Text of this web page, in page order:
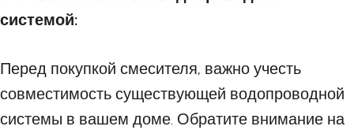
системой:
Перед покупкой смесителя, важно учесть
совместимость существующей водопроводной
системы в вашем доме. Обратите внимание на